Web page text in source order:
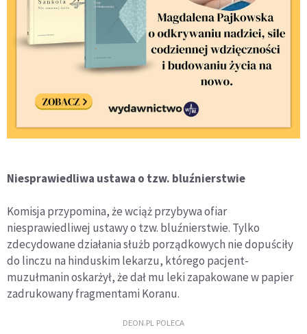
Niesprawiedliwa ustawa o tzw. bluźnierstwie
Komisja przypomina, że wciąż przybywa ofiar
niesprawiedliwej ustawy o tzw. bluźnierstwie. Tylko
zdecydowane działania służb porządkowych nie dopuściły
do linczu na hinduskim lekarzu, którego pacjent-
muzułmanin oskarżył, że dał mu leki zapakowane w papier
zadrukowany fragmentami Koranu.
DEON.PL POLECA